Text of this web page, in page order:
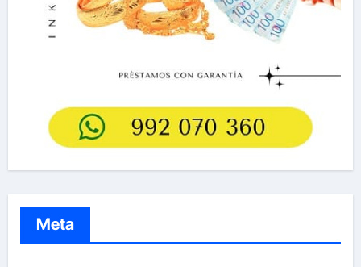
Meta